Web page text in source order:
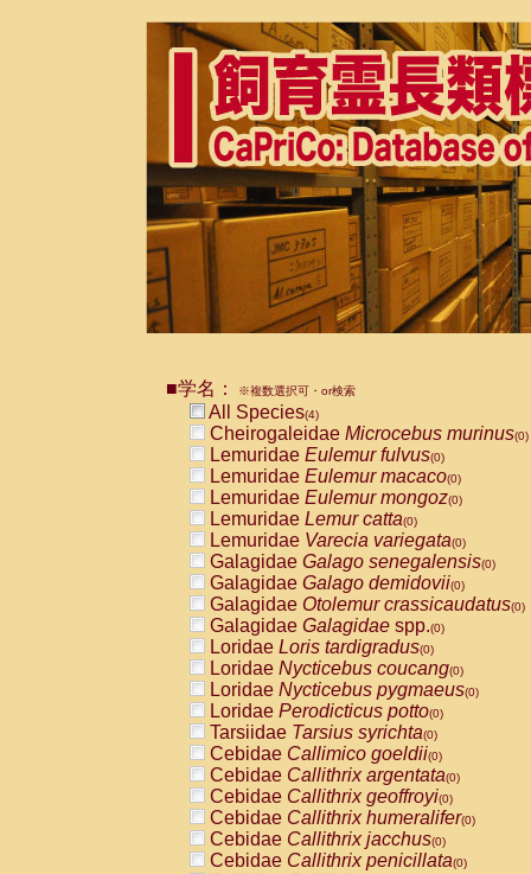
■学名： ※複数選択可・or検索
All Species(4)
Cheirogaleidae Microcebus murinus(0)
Lemuridae Eulemur fulvus(0)
Lemuridae Eulemur macaco(0)
Lemuridae Eulemur mongoz(0)
Lemuridae Lemur catta(0)
Lemuridae Varecia variegata(0)
Galagidae Galago senegalensis(0)
Galagidae Galago demidovii(0)
Galagidae Otolemur crassicaudatus(0)
Galagidae Galagidae spp.(0)
Loridae Loris tardigradus(0)
Loridae Nycticebus coucang(0)
Loridae Nycticebus pygmaeus(0)
Loridae Perodicticus potto(0)
Tarsiidae Tarsius syrichta(0)
Cebidae Callimico goeldii(0)
Cebidae Callithrix argentata(0)
Cebidae Callithrix geoffroyi(0)
Cebidae Callithrix humeralifer(0)
Cebidae Callithrix jacchus(0)
Cebidae Callithrix penicillata(0)